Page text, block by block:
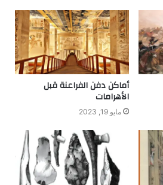
أماكن دفن الفراعنة قبل
الأهرامات
مايو 19, 2023